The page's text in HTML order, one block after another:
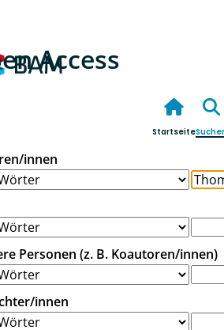
Access
Startseite
innen
Personen (z. B. Koautoren/innen)
innen